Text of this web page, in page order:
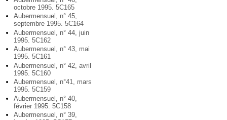
octobre 1995. 5C165
Aubermensuel, n° 45,
septembre 1995. 5C164
Aubermensuel, n° 44, juin
1995. 5C162
Aubermensuel, n° 43, mai
1995. 5C161
Aubermensuel, n° 42, avril
1995. 5C160
Aubermensuel, n°41, mars
1995. 5C159
Aubermensuel, n° 40,
février 1995. 5C158
Aubermensuel, n° 39,